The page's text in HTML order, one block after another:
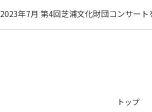
2023年7月 第4回芝浦文化財団コンサート
トップ